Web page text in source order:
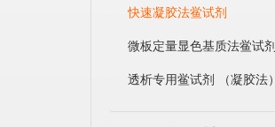
快速凝胶法鲎试剂
微板定量显色基质法鲎试剂
透析专用鲎试剂 （凝胶法）